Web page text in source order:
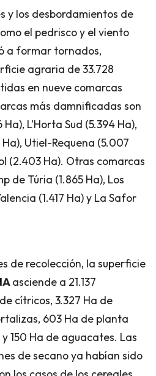
y los desbordamientos de
el pedrisco y el viento
a formar tornados,
agraria de 33.728
en nueve comarcas
más damnificadas son
L’Horta Sud (5.394 Ha),
Ha), Utiel-Requena (5.007
(2.403 Ha). Otras comarcas
de Túria (1.865 Ha), Los
(1.417 Ha) y La Safor
de recolección, la superficie
asciende a 21.137
cítricos, 3.327 Ha de
603 Ha de planta
150 Ha de aguacates. Las
de secano ya habían sido